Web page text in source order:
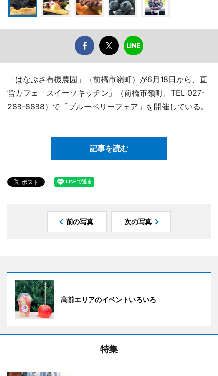
「はなぶさ有機農園」（前橋市嶺町）が6月18日から、直
営カフェ「スイーツキッチン」（前橋市嶺町、TEL 027-
288-8888）で「ブルーベリーフェア」を開催している。
記事を読む
前の写真 次の写真
高前エリアのイベントいろいろ
特集